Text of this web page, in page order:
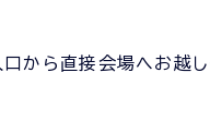
から直接会場へお越し